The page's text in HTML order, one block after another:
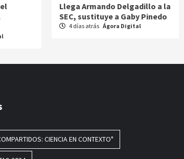
Llega Armando Delgadillo a la
SEC, sustituye a Gaby Pinedo
4 días atrás Ágora Digital
CIENCIA EN CONTEXTO"